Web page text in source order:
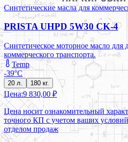
Синтетические масла для
PRISTA UHPD 5W30 CK-4
Синтетическое моторное масло для
коммерческого транспорта.
Temp
-39°C
20 л. 180 кг.
Цена:9 830,00 ₽
Цена носит ознакомительный
точного КП с учетом ваших
отделом продаж